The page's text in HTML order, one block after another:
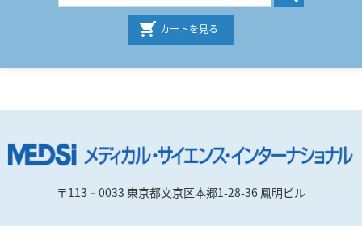
カートを見る
〒113‐0033 東京都文京区本郷1-28-36 鳳明ビル